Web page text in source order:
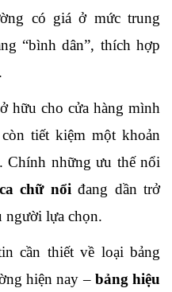
có giá ở mức trung
“bình dân”, thích hợp
hữu cho cửa hàng mình
tiết kiệm một khoản
Chính những ưu thế nổi
chữ nổi đang dần trở
người lựa chọn.
cần thiết về loại bảng
hiện nay – bảng hiệu